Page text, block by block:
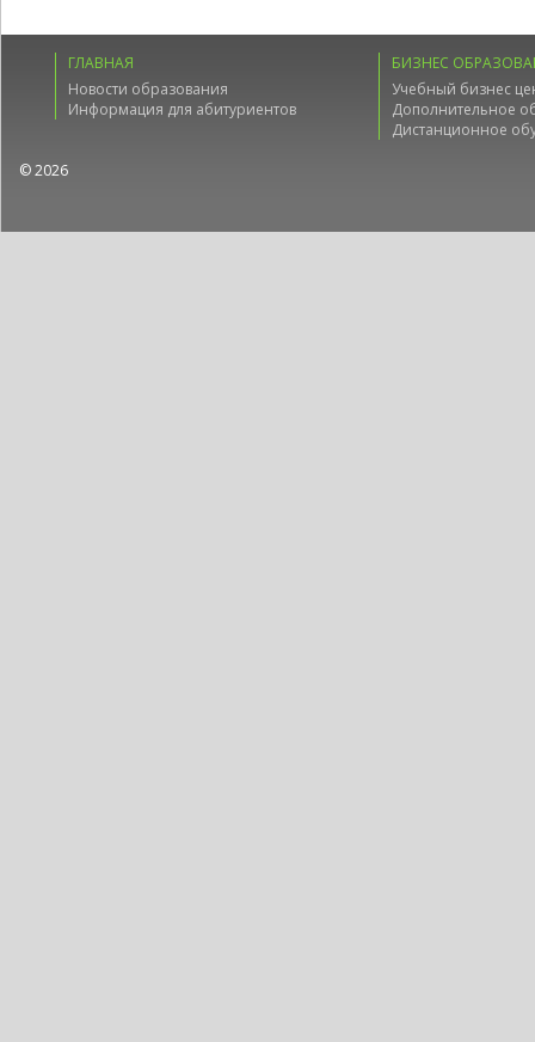
ГЛАВНАЯ
Новости образования
Информация для абитуриентов
БИЗНЕС
Учебный бизнес
Дополнительное
Дистанционное
© 2026